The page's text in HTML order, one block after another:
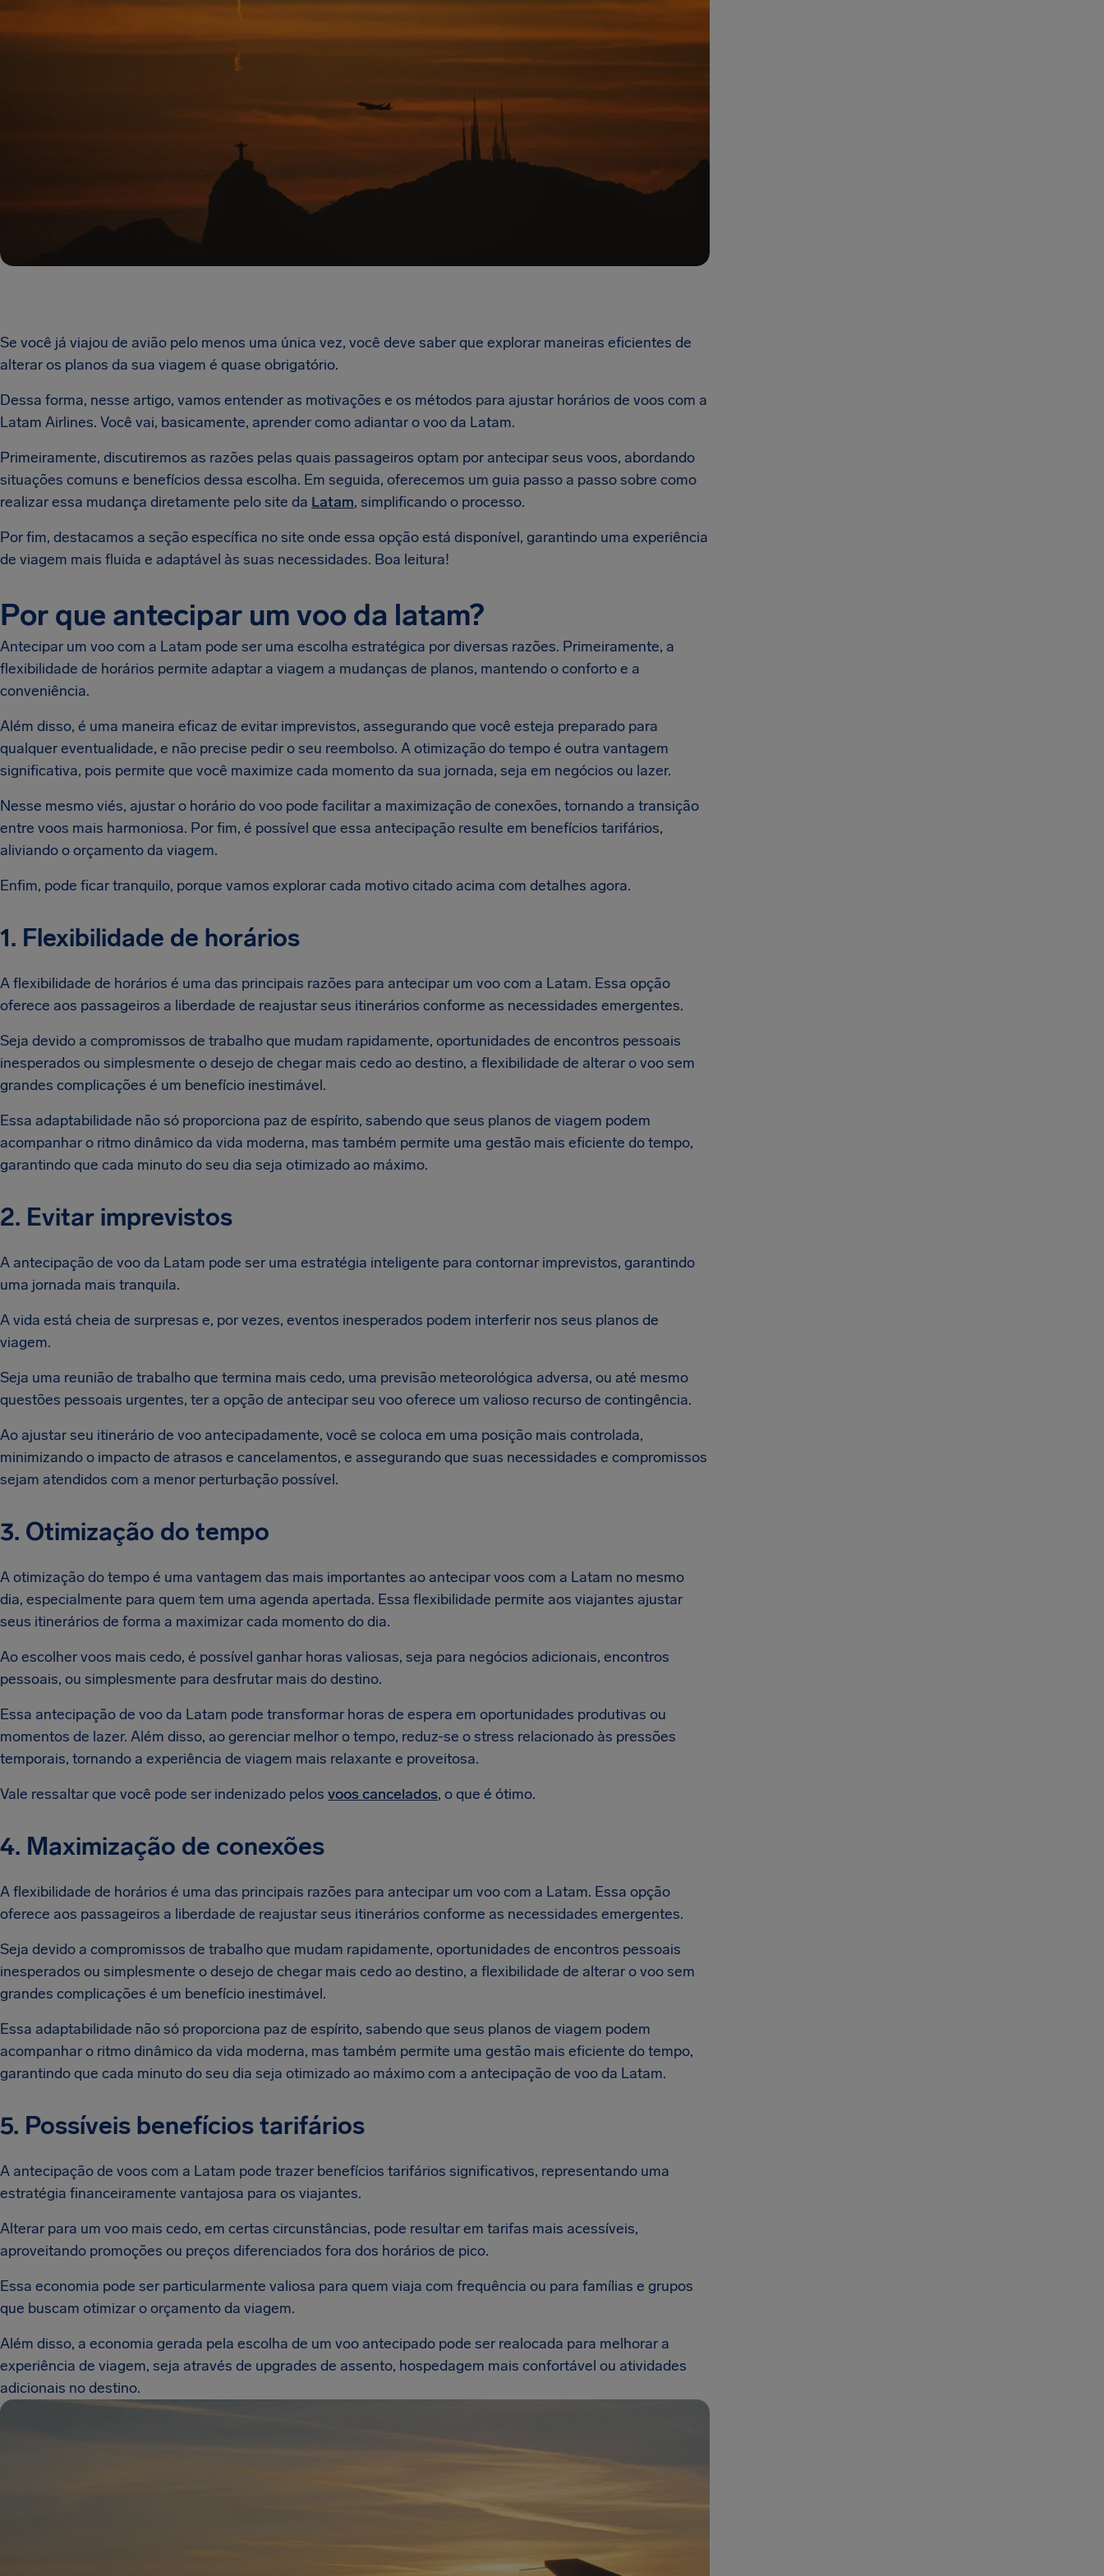
Se você já viajou de avião pelo menos uma única vez, você deve saber que explorar maneiras eficientes de
alterar os planos da sua viagem é quase obrigatório.
Dessa forma, nesse artigo, vamos entender as motivações e os métodos para ajustar horários de voos com a
Latam Airlines. Você vai, basicamente, aprender como adiantar o voo da Latam.
Primeiramente, discutiremos as razões pelas quais passageiros optam por antecipar seus voos, abordando
situações comuns e benefícios dessa escolha. Em seguida, oferecemos um guia passo a passo sobre como
realizar essa mudança diretamente pelo site da Latam, simplificando o processo.
Por fim, destacamos a seção específica no site onde essa opção está disponível, garantindo uma experiência
de viagem mais fluida e adaptável às suas necessidades. Boa leitura!
Por que antecipar um voo da latam?
Antecipar um voo com a Latam pode ser uma escolha estratégica por diversas razões. Primeiramente, a
flexibilidade de horários permite adaptar a viagem a mudanças de planos, mantendo o conforto e a
conveniência.
Além disso, é uma maneira eficaz de evitar imprevistos, assegurando que você esteja preparado para
qualquer eventualidade, e não precise pedir o seu reembolso. A otimização do tempo é outra vantagem
significativa, pois permite que você maximize cada momento da sua jornada, seja em negócios ou lazer.
Nesse mesmo viés, ajustar o horário do voo pode facilitar a maximização de conexões, tornando a transição
entre voos mais harmoniosa. Por fim, é possível que essa antecipação resulte em benefícios tarifários,
aliviando o orçamento da viagem.
Enfim, pode ficar tranquilo, porque vamos explorar cada motivo citado acima com detalhes agora.
1. Flexibilidade de horários
A flexibilidade de horários é uma das principais razões para antecipar um voo com a Latam. Essa opção
oferece aos passageiros a liberdade de reajustar seus itinerários conforme as necessidades emergentes.
Seja devido a compromissos de trabalho que mudam rapidamente, oportunidades de encontros pessoais
inesperados ou simplesmente o desejo de chegar mais cedo ao destino, a flexibilidade de alterar o voo sem
grandes complicações é um benefício inestimável.
Essa adaptabilidade não só proporciona paz de espírito, sabendo que seus planos de viagem podem
acompanhar o ritmo dinâmico da vida moderna, mas também permite uma gestão mais eficiente do tempo,
garantindo que cada minuto do seu dia seja otimizado ao máximo.
2. Evitar imprevistos
A antecipação de voo da Latam pode ser uma estratégia inteligente para contornar imprevistos, garantindo
uma jornada mais tranquila.
A vida está cheia de surpresas e, por vezes, eventos inesperados podem interferir nos seus planos de
viagem.
Seja uma reunião de trabalho que termina mais cedo, uma previsão meteorológica adversa, ou até mesmo
questões pessoais urgentes, ter a opção de antecipar seu voo oferece um valioso recurso de contingência.
Ao ajustar seu itinerário de voo antecipadamente, você se coloca em uma posição mais controlada,
minimizando o impacto de atrasos e cancelamentos, e assegurando que suas necessidades e compromissos
sejam atendidos com a menor perturbação possível.
3. Otimização do tempo
A otimização do tempo é uma vantagem das mais importantes ao antecipar voos com a Latam no mesmo
dia, especialmente para quem tem uma agenda apertada. Essa flexibilidade permite aos viajantes ajustar
seus itinerários de forma a maximizar cada momento do dia.
Ao escolher voos mais cedo, é possível ganhar horas valiosas, seja para negócios adicionais, encontros
pessoais, ou simplesmente para desfrutar mais do destino.
Essa antecipação de voo da Latam pode transformar horas de espera em oportunidades produtivas ou
momentos de lazer. Além disso, ao gerenciar melhor o tempo, reduz-se o stress relacionado às pressões
temporais, tornando a experiência de viagem mais relaxante e proveitosa.
Vale ressaltar que você pode ser indenizado pelos voos cancelados, o que é ótimo.
4. Maximização de conexões
A flexibilidade de horários é uma das principais razões para antecipar um voo com a Latam. Essa opção
oferece aos passageiros a liberdade de reajustar seus itinerários conforme as necessidades emergentes.
Seja devido a compromissos de trabalho que mudam rapidamente, oportunidades de encontros pessoais
inesperados ou simplesmente o desejo de chegar mais cedo ao destino, a flexibilidade de alterar o voo sem
grandes complicações é um benefício inestimável.
Essa adaptabilidade não só proporciona paz de espírito, sabendo que seus planos de viagem podem
acompanhar o ritmo dinâmico da vida moderna, mas também permite uma gestão mais eficiente do tempo,
garantindo que cada minuto do seu dia seja otimizado ao máximo com a antecipação de voo da Latam.
5. Possíveis benefícios tarifários
A antecipação de voos com a Latam pode trazer benefícios tarifários significativos, representando uma
estratégia financeiramente vantajosa para os viajantes.
Alterar para um voo mais cedo, em certas circunstâncias, pode resultar em tarifas mais acessíveis,
aproveitando promoções ou preços diferenciados fora dos horários de pico.
Essa economia pode ser particularmente valiosa para quem viaja com frequência ou para famílias e grupos
que buscam otimizar o orçamento da viagem.
Além disso, a economia gerada pela escolha de um voo antecipado pode ser realocada para melhorar a
experiência de viagem, seja através de upgrades de assento, hospedagem mais confortável ou atividades
adicionais no destino.